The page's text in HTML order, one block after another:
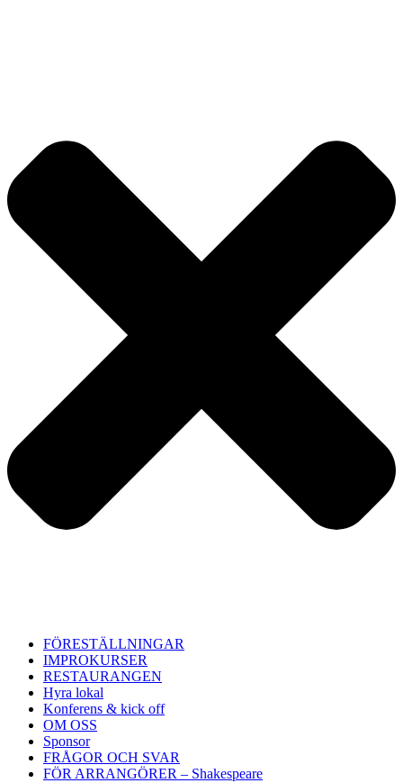
FÖRESTÄLLNINGAR
IMPROKURSER
RESTAURANGEN
Hyra lokal
Konferens & kick off
OM OSS
Sponsor
FRÅGOR OCH SVAR
FÖR ARRANGÖRER – Shakespeare